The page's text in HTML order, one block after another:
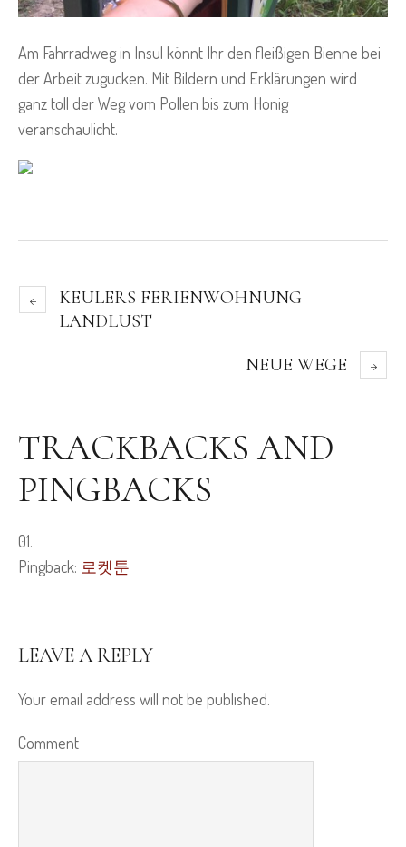
Am Fahrradweg in Insul könnt Ihr den fleißigen Bienne bei
der Arbeit zugucken. Mit Bildern und Erklärungen wird
ganz toll der Weg vom Pollen bis zum Honig
veranschaulicht.
KEULERS FERIENWOHNUNG
LANDLUST
NEUE WEGE
TRACKBACKS AND
PINGBACKS
Pingback: 로켓툰
LEAVE A REPLY
Your email address will not be published.
Comment